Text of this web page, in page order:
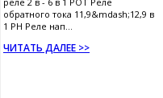
обратного тока 11,9&mdash;12,9 в
1 РН Реле нап...
ЧИТАТЬ ДАЛЕЕ >>